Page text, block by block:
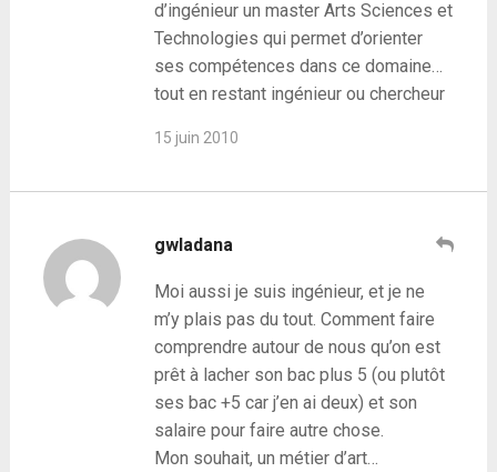
d’ingénieur un master Arts Sciences et
Technologies qui permet d’orienter
ses compétences dans ce domaine…
tout en restant ingénieur ou chercheur
15 juin 2010
gwladana
Moi aussi je suis ingénieur, et je ne
m’y plais pas du tout. Comment faire
comprendre autour de nous qu’on est
prêt à lacher son bac plus 5 (ou plutôt
ses bac +5 car j’en ai deux) et son
salaire pour faire autre chose.
Mon souhait, un métier d’art…